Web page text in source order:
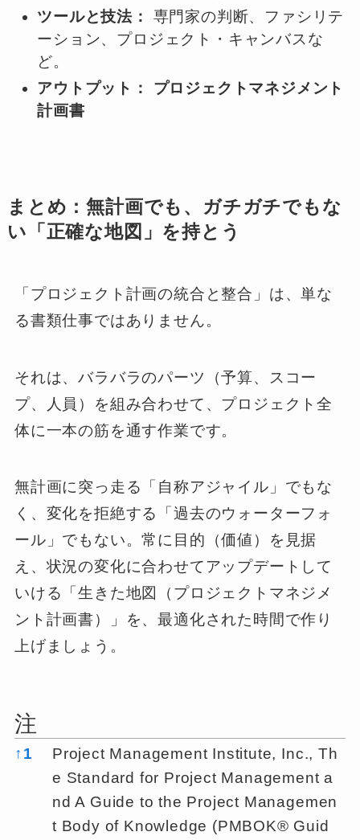
ツールと技法：
専門家の判断、ファシリテ
ーション、プロジェクト・キャンバスな
ど。
アウトプット：
プロジェクトマネジメント
計画書
まとめ：無計画でも、ガチガチでもな
い「正確な地図」を持とう
「プロジェクト計画の統合と整合」は、単な
る書類仕事ではありません。
それは、バラバラのパーツ（予算、スコー
プ、人員）を組み合わせて、プロジェクト全
体に一本の筋を通す作業です。
無計画に突っ走る「自称アジャイル」でもな
く、変化を拒絶する「過去のウォーターフォ
ール」でもない。常に目的（価値）を見据
え、状況の変化に合わせてアップデートして
いける「生きた地図（プロジェクトマネジメ
ント計画書）」を、最適化された時間で作り
上げましょう。
注
注
↑ 1
Project Management Institute, Inc., Th
e Standard for Project Management a
nd A Guide to the Project Managemen
t Body of Knowledge (PMBOK® Guid